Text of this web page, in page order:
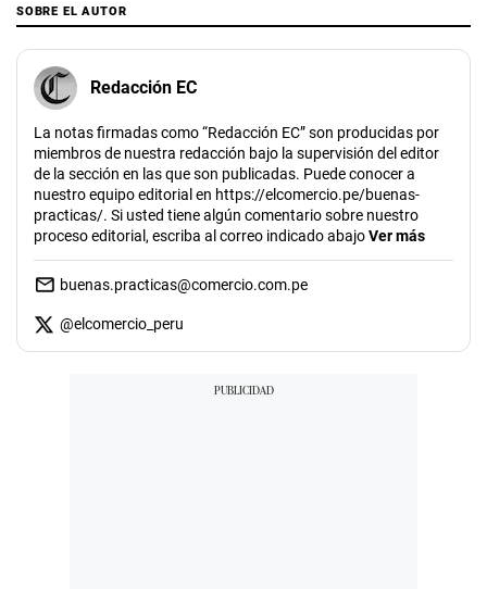
SOBRE EL AUTOR
Redacción EC
La notas firmadas como “Redacción EC” son producidas por
miembros de nuestra redacción bajo la supervisión del editor
de la sección en las que son publicadas. Puede conocer a
nuestro equipo editorial en https://elcomercio.pe/buenas-
practicas/. Si usted tiene algún comentario sobre nuestro
proceso editorial, escriba al correo indicado abajoVer más
buenas.practicas@comercio.com.pe
@elcomercio_peru